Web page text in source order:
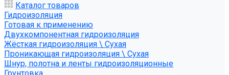
Каталог товаров
Гидроизоляция
Готовая к применению
Двухкомпонентная гидроизоляция
Жёсткая гидроизоляция \ Сухая
Проникающая гидроизоляция \ Сухая
Шнур, полотна и ленты гидроизоляционные